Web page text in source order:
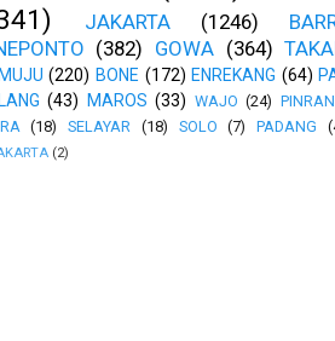
JAKARTA (1246)
(382) GOWA (364)
(220) BONE (172) ENREKANG (64)
(43) MAROS (33) WAJO (24)
(18) SELAYAR (18) SOLO (7) PADANG
(2)